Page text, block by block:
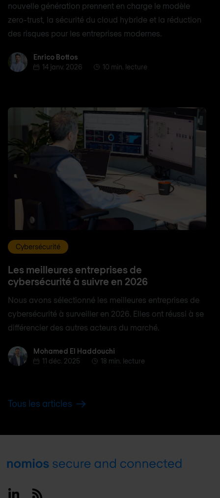
nouvelle génération prennent en charge le modèle
zero-trust, la sécurité du cloud hybride et la réduction
des risques pour les entreprises modernes.
Enrico BottosEnrico Bottos
14 janv. 2026
10 min. lecture
Cybersécurité
Les meilleures entreprises de
cybersécurité à suivre en 2026
Nous avons sélectionné les meilleures entreprises de
cybersécurité à surveiller en 2026. Elles ont réussi à se
différencier des autres acteurs du marché.
Mohamed El Haddouchi
Mohamed El Haddouchi
11 déc. 2025
18 min. lecture
Tous les articles
Footer
LinkedinRSS